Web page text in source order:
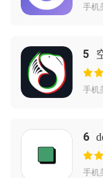
手机
5
手机
6
手机